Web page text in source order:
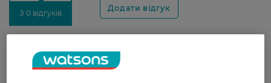
З 0 відгуків
Доставка